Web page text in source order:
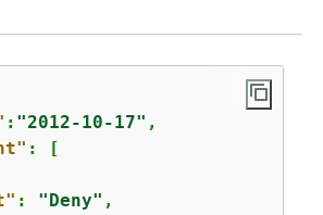
: "2012-10-17" ,
: [
: "Deny" ,